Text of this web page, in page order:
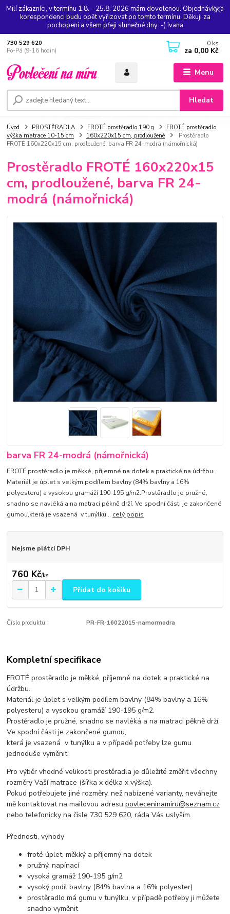
Milí zákazníci, v termínu 1.8. - 25.8. 2026 mám dovolenou. Objednávky a
korespondenci budu opět vyřizovat po tomto termínu. Děkuji za
pochopení a všem přeji slunečné dny :-) Ivana
Menu
Hledat
730 529 620
Po-Pá (9-16 hodin)
0 ks
za 0,00 Kč
Úvod PROSTĚRADLA FROTÉ prostěradlo 190 g
FROTÉ prostěradlo,
výška matrace 10-15 cm
160x220x15 cm, prodloužené
Prostěradlo
FROTÉ 160x220x15 cm, prodloužené, barva FR 24-modrá (námořnická)
Prostěradlo FROTÉ 160x220x15
cm, prodloužené, barva FR 24-
modrá (námořnická)
barva FR 24-modrá (námořnická)
FROTÉ prostěradlo je měkké, příjemné na dotek a praktické na údržbu.
Materiál je úplet s velkým podílem bavlny (84% bavlny a 16%
polyesteru) a vysokou gramáží 190-195 g/m2.Prostěradlo je pružné,
snadno se navléká a na matraci pěkně drží. Ve spodní části je zakončené
gumou,která je vsazená v tunýlku... celý popis
Nejsme plátci DPH
760 Kč/ks
Přidat do košíku
Číslo produktu: PR-FR-16022015-namormodra
Kompletní specifikace
FROTÉ prostěradlo je měkké, příjemné na dotek a praktické na
údržbu.
Materiál je úplet s velkým podílem bavlny (84% bavlny a 16%
polyesteru) a vysokou gramáží 190-195 g/m2.
Prostěradlo je pružné, snadno se navléká a na matraci pěkně drží.
Ve spodní části je zakončené gumou,
která je vsazená v tunýlku a v případě potřeby lze gumu
jednoduše vyměnit.
Pro výběr vhodné velikosti prostěradla je důležité změřit všechny
rozměry Vaší matrace (šířka x délka x výška).
Pokud potřebujete jiné rozměry, než nabízené varianty, neváhejte
mě kontaktovat na mailovou adresupovleceninamiru@seznam.cz
nebo telefonicky na čísle 730 529 620, ráda Vás uslyším.
Přednosti, výhody
froté úplet, měkký a příjemný na dotek
pružný, napínací
vysoká gramáž 190-195 g/m2
vysoký podíl bavlny (84% bavlna a 16% polyester)
prostěradlo má gumu v tunýlku, v případě potřeby ji můžete
snadno vyměnit